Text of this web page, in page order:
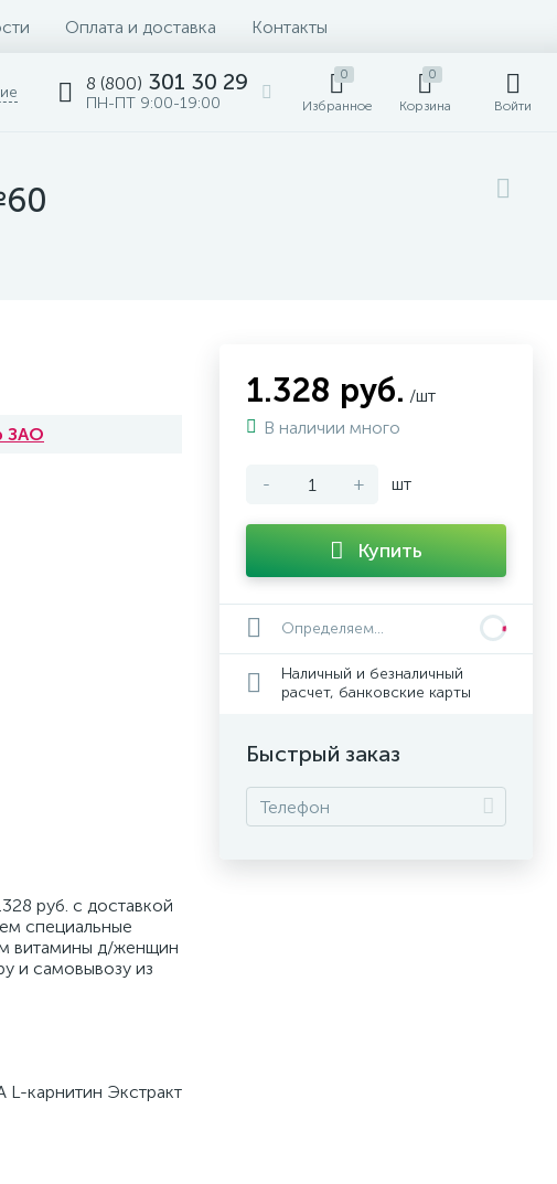
Оплата и доставка Контакты
8 (800) 301 30 29
ПН-ПТ 9:00-19:00
0
Избранное
0
Корзина Войти
ЗАО
руб. с доставкой
специальные
витамины д/женщин
и самовывозу из
карнитин Экстракт
1.328 руб. /шт
В наличии много
- + шт
Купить
Определяем...
Наличный и безналичный
расчет, банковские карты
Быстрый заказ